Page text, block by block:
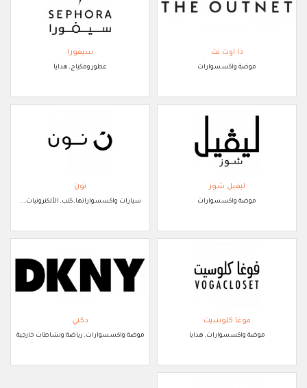
ذا اوت نت
موضة واكسسوارات
سيفورا
عطور ومكياج, هدايا
ليفيل شوز
موضة واكسسوارات
نون
سيارات واكسسواراتها, كتب, الألكترونيات, ..
فوغا كلوسيت
موضة واكسسوارات, هدايا
دكني
موضة واكسسوارات, رياضة ونشاطات خارجية